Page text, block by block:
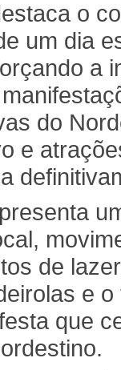
o
um dia
a
do
e
de
e
que